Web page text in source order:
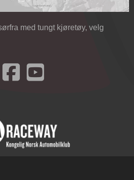
med tungt kjøretøy, velg
Besøk oss på Facebook